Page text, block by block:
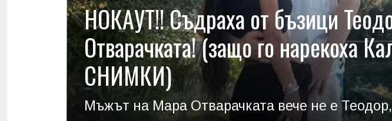
НОКАУТ!! Съдраха от бъзици
Отварачката! (защо го нарекоха
СНИМКИ)
Мъжът на Мара Отварачката вече не е